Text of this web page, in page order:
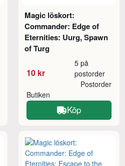
Magic löskort:
Commander: Edge of
Eternities: Uurg, Spawn
of Turg
10 kr
5 på
postorder
Butiken
Postorder
Köp